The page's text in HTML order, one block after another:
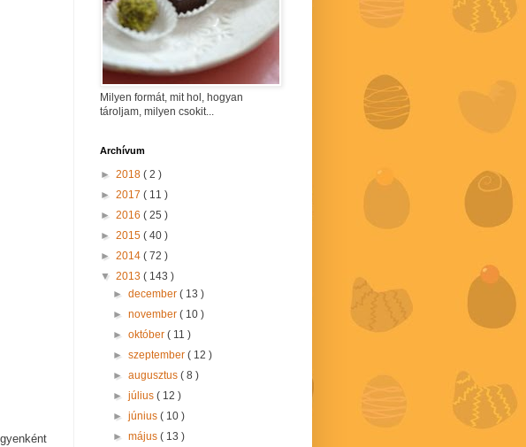
Milyen formát, mit hol, hogyan
tároljam, milyen csokit...
Archívum
► 2018 ( 2 )
► 2017 ( 11 )
► 2016 ( 25 )
► 2015 ( 40 )
► 2014 ( 72 )
▼ 2013 ( 143 )
►december( 13 )
►november( 10 )
►október( 11 )
►szeptember( 12 )
►augusztus( 8 )
►július( 12 )
►június( 10 )
►május( 13 )